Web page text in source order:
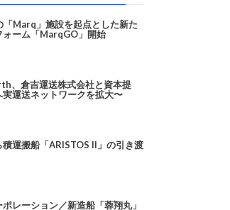
Marq」施設を起点とした新た
ォーム「MarqGO」開始
、倉吉運送株式会社と資本提
運送ネットワークを拡大〜
積運搬船「ARISTOS II」の引き渡
レーション／新造船「蓉翔丸」